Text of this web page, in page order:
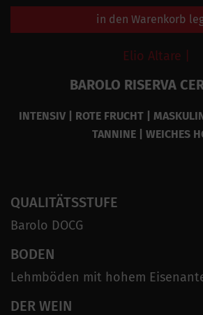
in den Warenkorb
Elio Altare |
BAROLO RISERVA
INTENSIV | ROTE FRUCHT |
TANNINE | WEICHES
QUALITÄTSSTUFE
Barolo DOCG
BODEN
Lehmböden mit hohem
DER WEIN